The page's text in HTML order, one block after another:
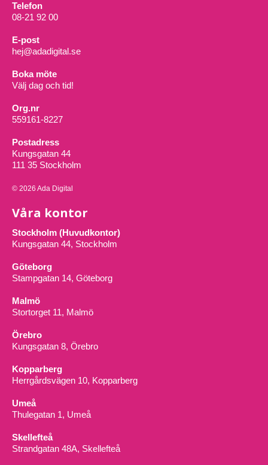
Telefon
08-21 92 00
E-post
hej@adadigital.se
Boka möte
Välj dag och tid!
Org.nr
559161-8227
Postadress
Kungsgatan 44
111 35 Stockholm
© 2026 Ada Digital
Våra kontor
Stockholm (Huvudkontor)
Kungsgatan 44, Stockholm
Göteborg
Stampgatan 14, Göteborg
Malmö
Stortorget 11, Malmö
Örebro
Kungsgatan 8, Örebro
Kopparberg
Herrgårdsvägen 10, Kopparberg
Umeå
Thulegatan 1, Umeå
Skellefteå
Strandgatan 48A, Skellefteå